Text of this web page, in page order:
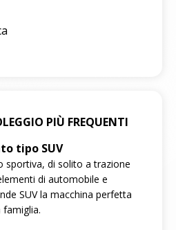
PIÙ FREQUENTI
tipo SUV
sportiva, di solito a trazione
di automobile e
SUV la macchina perfetta